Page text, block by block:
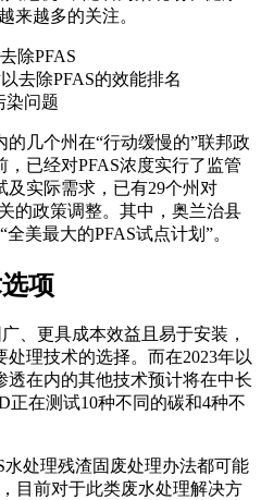
来越多的关注。
除PFAS
去除PFAS的效能排名
染问题
几个州在“行动缓慢的”联邦政
已经对PFAS浓度实行了监管
及实际需求，已有29个州对
的政策调整。其中，奥兰治县
美最大的PFAS试点计划”。
项
、更具成本效益且易于安装，
理技术的选择。而在2023年以
透在内的其他技术预计将在中长
正在测试10种不同的碳和4种不
水处理残渣固废处理办法都可能
目前对于此类废水处理解决方